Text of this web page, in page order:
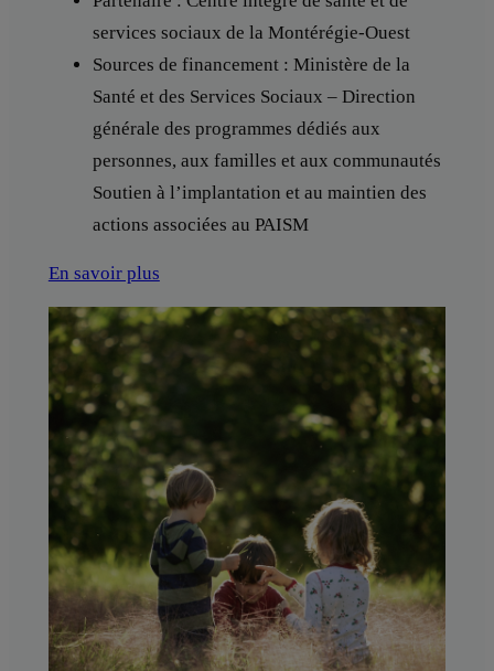
services sociaux de la Montérégie-Ouest
Sources de financement : Ministère de la
Santé et des Services Sociaux – Direction
générale des programmes dédiés aux
personnes, aux familles et aux communautés
Soutien à l’implantation et au maintien des
actions associées au PAISM
En savoir plus